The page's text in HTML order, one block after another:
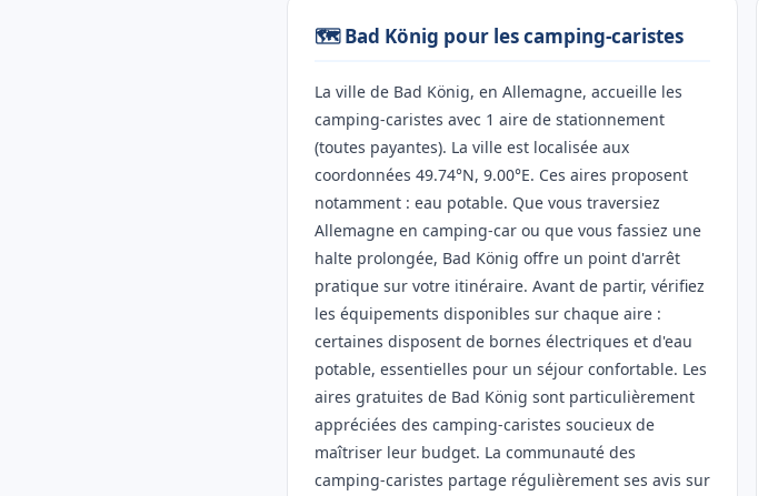
🗺️ Bad König pour les camping-caristes
La ville de Bad König, en Allemagne, accueille les
camping-caristes avec 1 aire de stationnement
(toutes payantes). La ville est localisée aux
coordonnées 49.74°N, 9.00°E. Ces aires proposent
notamment : eau potable. Que vous traversiez
Allemagne en camping-car ou que vous fassiez une
halte prolongée, Bad König offre un point d'arrêt
pratique sur votre itinéraire. Avant de partir, vérifiez
les équipements disponibles sur chaque aire :
certaines disposent de bornes électriques et d'eau
potable, essentielles pour un séjour confortable. Les
aires gratuites de Bad König sont particulièrement
appréciées des camping-caristes soucieux de
maîtriser leur budget. La communauté des
camping-caristes partage régulièrement ses avis sur